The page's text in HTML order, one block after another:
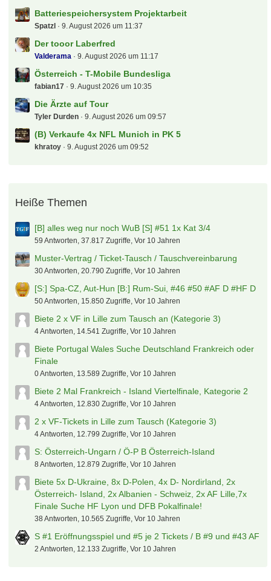
Magenta Sport / NBA League Pass / NFL Game Pass /
Netflix / Spotify usw.
Mitgliedschaften bei Vereinen der Premier League
figur87 9. August 2026 um 14:36
Aktionen und Gutscheine
mig71 9. August 2026 um 13:03
Kaufberatung PKW (Kombi o.ä.)
Zottel 9. August 2026 um 12:51
Groundhopper-Touren
Erledigt - (B) 2x Nina Chuba am Fr, 11.9.26 in Berlin
Rene209 9. August 2026 um 11:37
Batteriespeichersystem Projektarbeit
Spatzl 9. August 2026 um 11:37
Der tooor Laberfred
Valderama 9. August 2026 um 11:17
Österreich - T-Mobile Bundesliga
fabian17 9. August 2026 um 10:35
Die Ärzte auf Tour
Tyler Durden
(B) Verkaufe 4x NFL Munich in PK 5
khratoy 9. August 2026 um 09:52
Heiße Themen
59 Antworten, 37.817 Zugriffe, Vor 10 Jahren
Muster-Vertrag / Ticket-Tausch / Tauschvereinbarung
30 Antworten, 20.790 Zugriffe, Vor 10 Jahren
[S:] Spa-CZ, Aut-Hun [B:] Rum-Sui, #46 #50 #AF D #HF D
50 Antworten, 15.850 Zugriffe, Vor 10 Jahren